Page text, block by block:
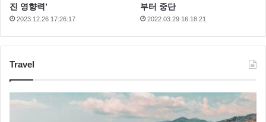
진 영향력’
2023.12.26 17:26:17
부터 중단
2022.03.29 16:18:21
Travel